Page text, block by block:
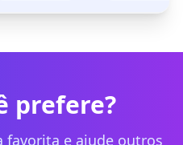
prefere?
favorita e ajude outros